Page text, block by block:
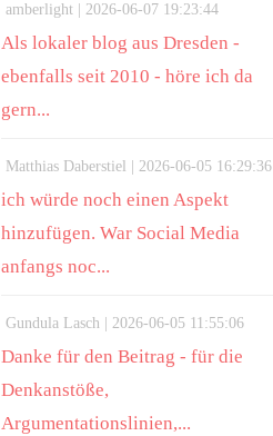
amberlight | 2026-06-07 19:23:44
Als lokaler blog aus Dresden -
ebenfalls seit 2010 - höre ich da
gern...
Matthias Daberstiel | 2026-06-05 16:29:36
ich würde noch einen Aspekt
hinzufügen. War Social Media
anfangs noc...
Gundula Lasch | 2026-06-05 11:55:06
Danke für den Beitrag - für die
Denkanstöße,
Argumentationslinien,...